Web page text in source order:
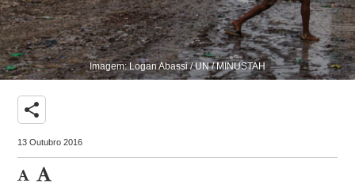
Imagem: Logan Abassi / UN / MINUSTAH
share
13 Outubro 2016